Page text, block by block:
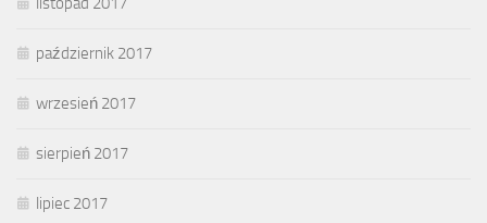
październik 2017
wrzesień 2017
sierpień 2017
lipiec 2017